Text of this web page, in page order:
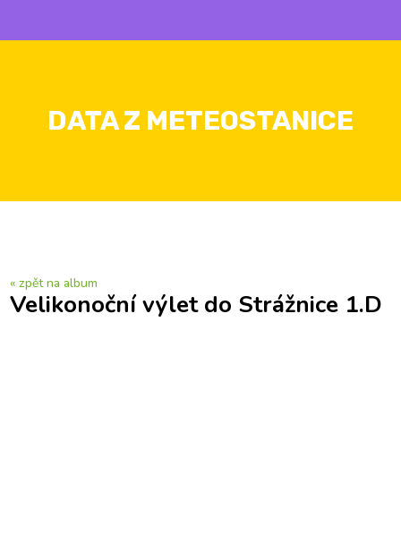
DATA Z METEOSTANICE
« zpět na album
Velikonoční výlet do Strážnice 1.D